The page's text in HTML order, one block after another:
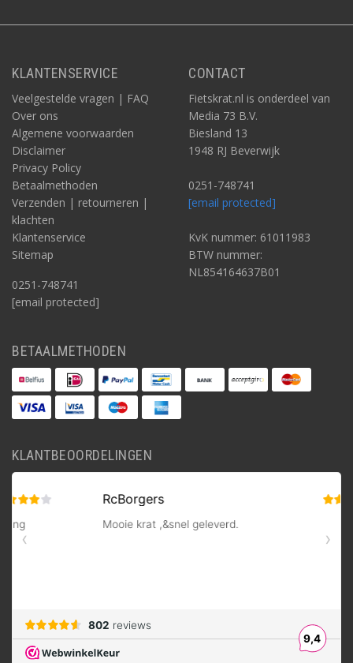
KLANTENSERVICE
Veelgestelde vragen | FAQ
Over ons
Algemene voorwaarden
Disclaimer
Privacy Policy
Betaalmethoden
Verzenden | retourneren |
klachten
Klantenservice
Sitemap
0251-748741
[email protected]
CONTACT
Fietskrat.nl is onderdeel van
Media 73 B.V.
Biesland 13
1948 RJ Beverwijk
0251-748741
[email protected]
KvK nummer: 61011983
BTW nummer:
NL854164637B01
BETAALMETHODEN
KLANTBEOORDELINGEN